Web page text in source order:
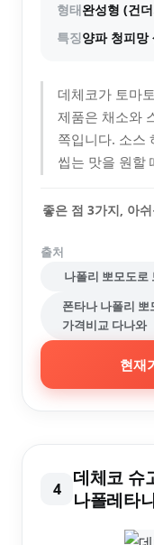
형태완성형 (건
특징양파 청피망
데체코가 토마
제품은 채소와
쪽입니다. 소스
씹는 맛을 원할
좋은 점 3가지, 아
출처
나폴리 뽀모도로
폰타나 나폴리
가격비교 다나와
현재
4
데체코 슈
나폴레타